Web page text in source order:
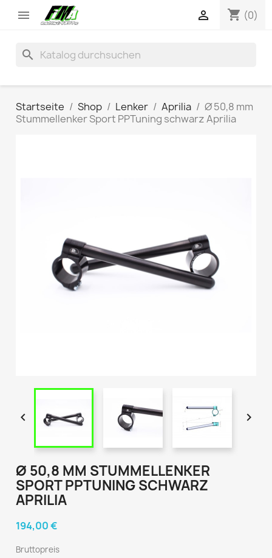
 shopping_cart (0)

search
Startseite Shop Lenker Aprilia
Ø 50,8 mm
Stummellenker Sport PPTuning schwarz Aprilia
 
Ø 50,8 MM STUMMELLENKER
SPORT PPTUNING SCHWARZ
APRILIA
194,00 €
Bruttopreis